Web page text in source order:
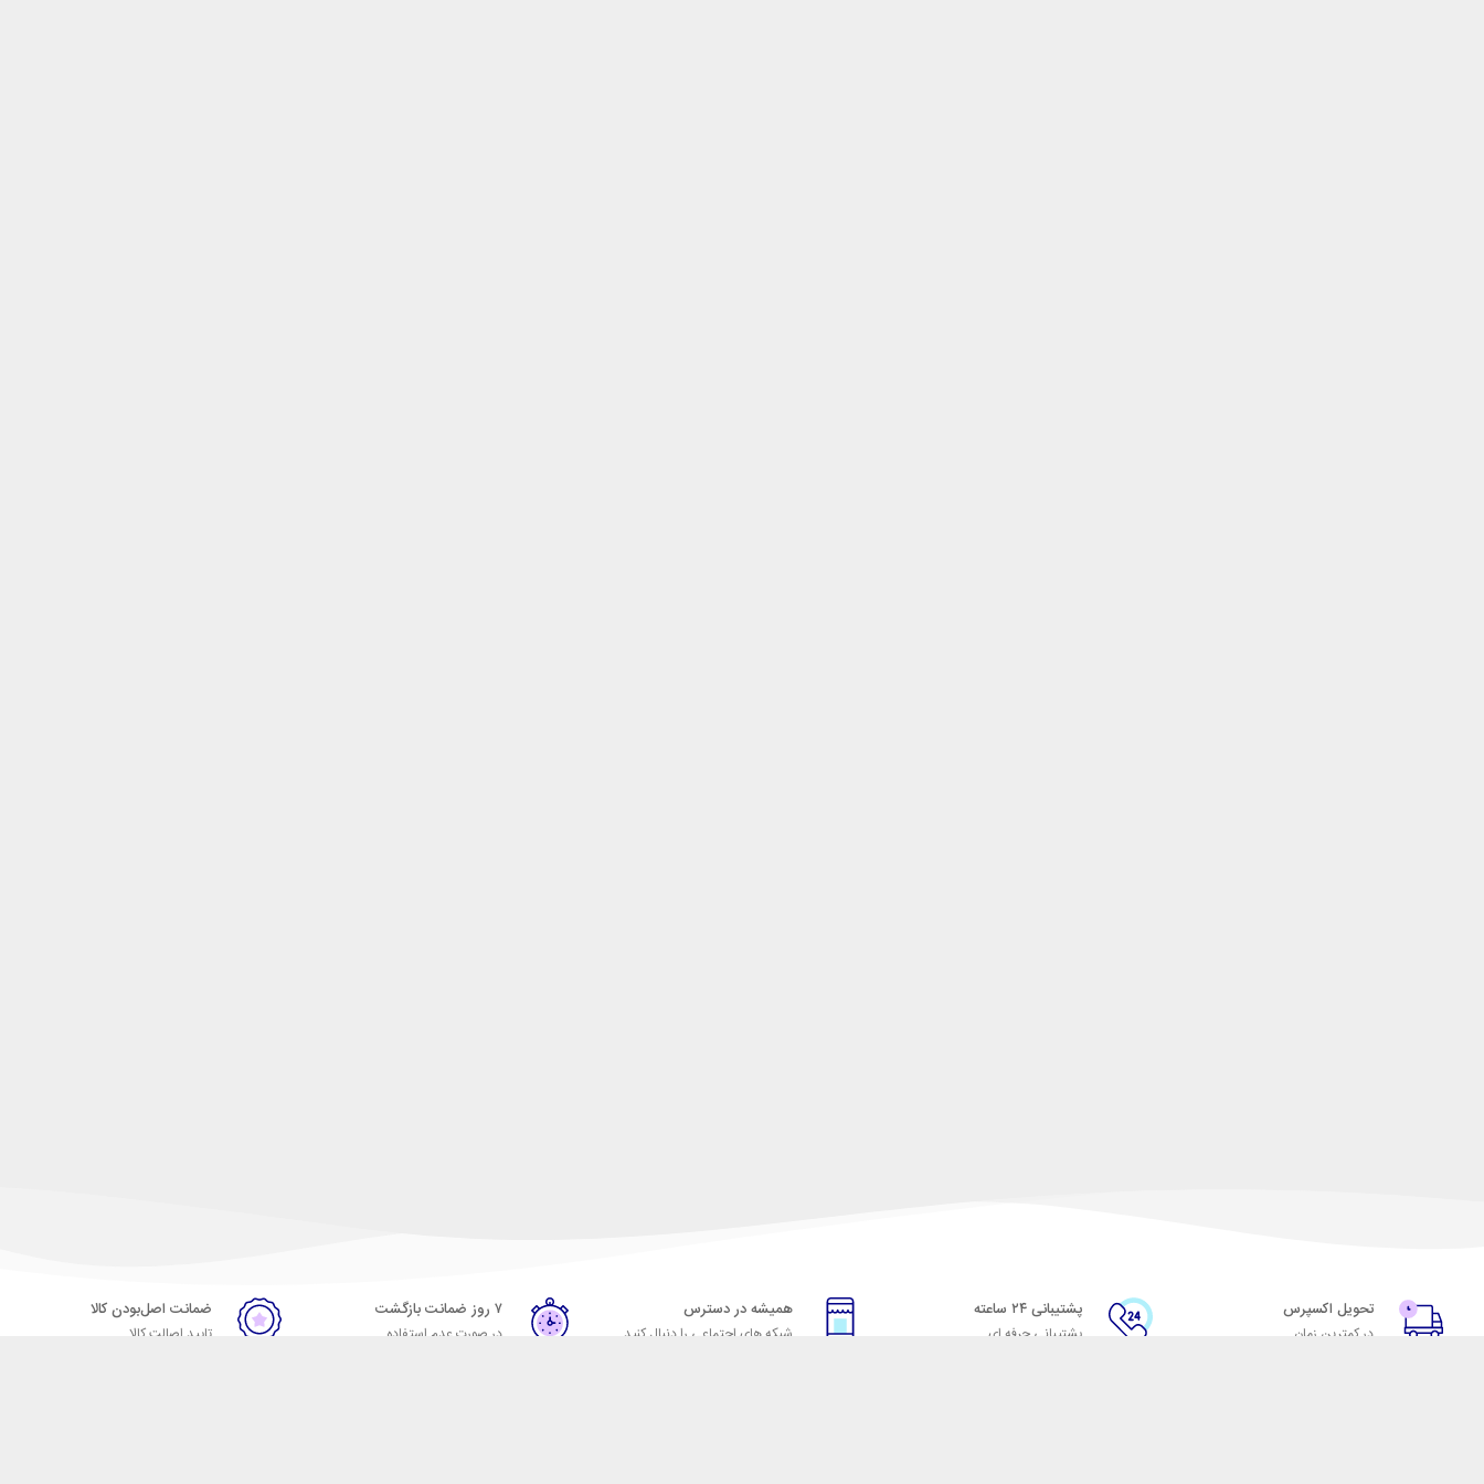
تحویل اکسپرس
در کمترین زمان
پشتیبانی ۲۴ ساعته
پشتیبانی حرفه ای
همیشه در دسترس
شبکه های اجتماعی را دنبال کنید
۷ روز ضمانت بازگشت
در صورت عدم استفاده
ضمانت اصل‌بودن کالا
تایید اصالت کالا